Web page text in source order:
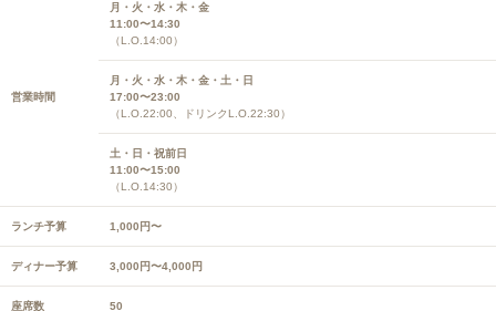
営業時間
月・火・水・木・金
11:00〜14:30
（L.O.14:00）
月・火・水・木・金・土・日
17:00〜23:00
（L.O.22:00、ドリンクL.O.22:30）
土・日・祝前日
11:00〜15:00
（L.O.14:30）
ランチ予算 1,000円〜
ディナー予算 3,000円〜4,000円
座席数 50